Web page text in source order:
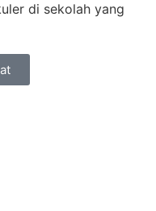
di sekolah yang